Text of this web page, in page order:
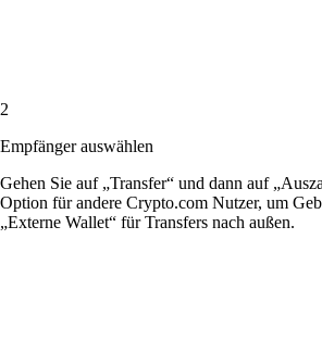
2
Empfänger auswählen
Gehen Sie auf „Transfer“ und dann auf
Option für andere Crypto.com Nutzer, um
„Externe Wallet“ für Transfers nach außen.